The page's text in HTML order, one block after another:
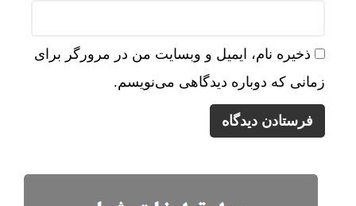
ذخیره نام، ایمیل و وبسایت من در مرورگر برای
زمانی که دوباره دیدگاهی می‌نویسم.